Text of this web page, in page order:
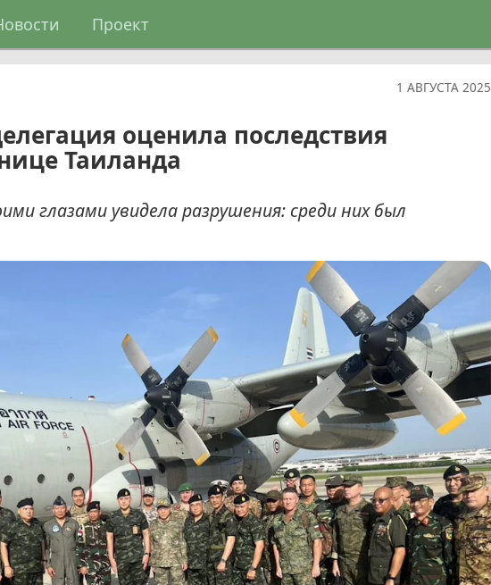
Проект
1 АВГУСТА 2025
оценила последствия
Таиланда
глазами увидела разрушения: среди них был